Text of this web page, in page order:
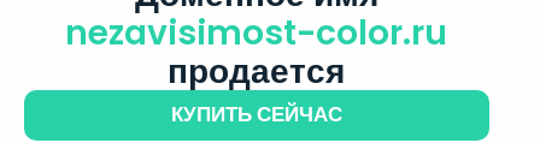
nezavisimost-color.ru
продается
КУПИТЬ СЕЙЧАС